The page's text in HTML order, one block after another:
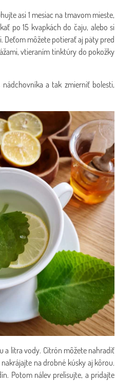
asi 1 mesiac na tmavom mieste,
po 15 kvapkách do čaju, alebo si
Deťom môžete potierať aj päty pred
vtieraním tinktúry do pokožky
a tak zmierniť bolesti,
a litra vody. Citrón môžete nahradiť
na drobné kúsky aj kôrou.
Potom nálev prelisujte, a pridajte